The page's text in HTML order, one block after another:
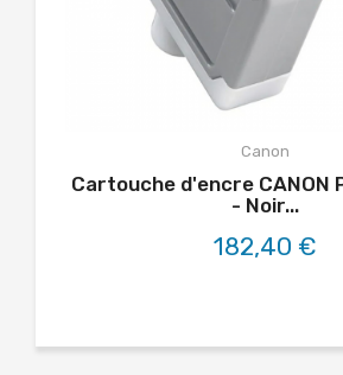
Canon
Cartouche d'encre CANON
- Noir...
182,40 €